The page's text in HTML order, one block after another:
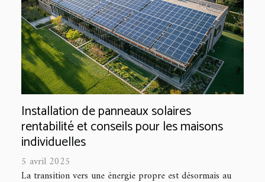
Installation de panneaux solaires
rentabilité et conseils pour les maisons
individuelles
5 avril 2025
La transition vers une énergie propre est désormais au